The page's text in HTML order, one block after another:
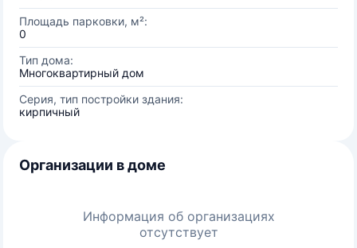
Площадь парковки, м²:
0
Тип дома:
Многоквартирный дом
Серия, тип постройки здания:
кирпичный
Организации в доме
Информация об организациях
отсутствует